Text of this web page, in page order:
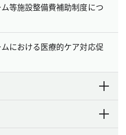
等施設整備費補助制度につ
における医療的ケア対応促